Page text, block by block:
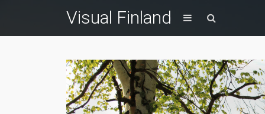
Visual Finland